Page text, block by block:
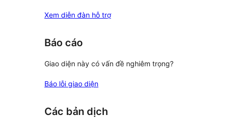
Xem diễn đàn hỗ trợ
Báo cáo
Giao diện này có vấn đề nghiêm trọng?
Báo lỗi giao diện
Các bản dịch